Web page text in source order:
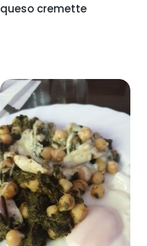
queso cremette